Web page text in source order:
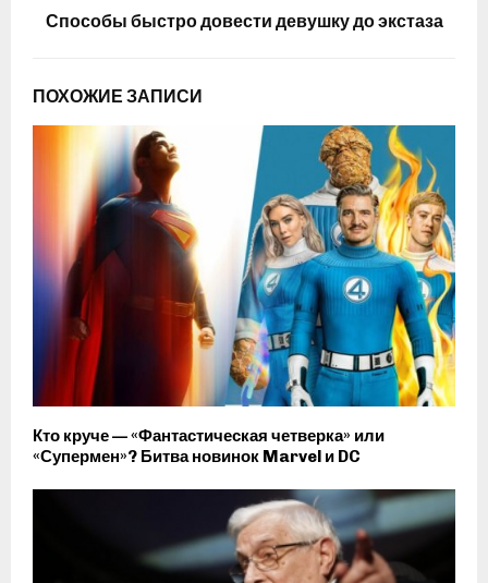
Способы быстро довести девушку до экстаза
ПОХОЖИЕ ЗАПИСИ
Кто круче — «Фантастическая четверка» или
«Супермен»? Битва новинок Marvel и DC